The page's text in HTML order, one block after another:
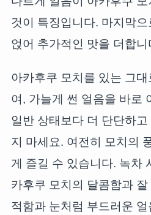
것이 특징입니다. 마지막
얹어 추가적인 맛을 더합니
아카후쿠 모치를 있는 그
여, 가늘게 썬 얼음을 바로
일반 상태보다 더 단단하
지 마세요. 여전히 모치의
게 즐길 수 있습니다. 녹차
카후쿠 모치의 달콤함과
적함과 눈처럼 부드러운